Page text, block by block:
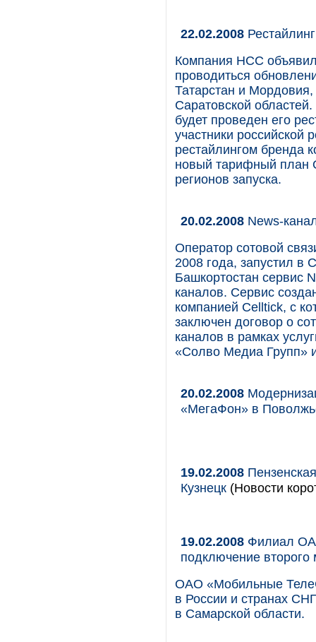
22.02.2008
Компания НСС
проводиться
Татарстан и
Саратовской
будет проведен его
участники российской
рестайлингом бренда
новый тарифный план
регионов запуска.
20.02.2008 News-
Оператор сотовой
2008 года, запустил в
Башкортостан сервис
каналов. Сервис
компанией Celltick, с
заключен договор о
каналов в рамках
«Солво Медиа Групп»
20.02.2008
«МегаФон» в
19.02.2008
Кузнецк (Новости
19.02.2008 Филиал
подключение
ОАО «Мобильные
в России и странах
в Самарской области.